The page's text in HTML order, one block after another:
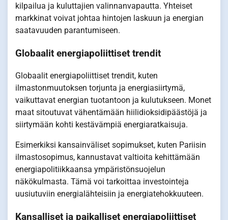
kilpailua ja kuluttajien valinnanvapautta. Yhteiset
markkinat voivat johtaa hintojen laskuun ja energian
saatavuuden parantumiseen.
Globaalit energiapoliittiset trendit
Globaalit energiapoliittiset trendit, kuten
ilmastonmuutoksen torjunta ja energiasiirtymä,
vaikuttavat energian tuotantoon ja kulutukseen. Monet
maat sitoutuvat vähentämään hiilidioksidipäästöjä ja
siirtymään kohti kestävämpiä energiaratkaisuja.
Esimerkiksi kansainväliset sopimukset, kuten Pariisin
ilmastosopimus, kannustavat valtioita kehittämään
energiapolitiikkaansa ympäristönsuojelun
näkökulmasta. Tämä voi tarkoittaa investointeja
uusiutuviin energialähteisiin ja energiatehokkuuteen.
Kansalliset ja paikalliset energiapoliittiset